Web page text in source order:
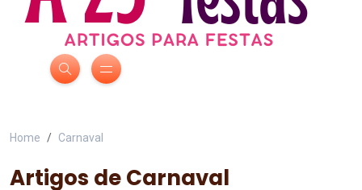
Home Carnaval
Artigos de Carnaval